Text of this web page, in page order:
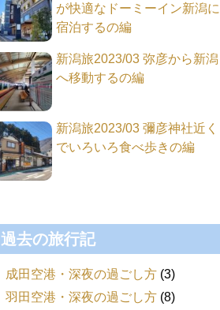
が快適なドーミーイン新潟に
宿泊するの編
新潟旅2023/03 弥彦から新潟
へ移動するの編
新潟旅2023/03 彌彦神社近く
でいろいろ食べ歩きの編
過去の旅行記
成田空港・深夜の過ごし方 (3)
羽田空港・深夜の過ごし方 (8)